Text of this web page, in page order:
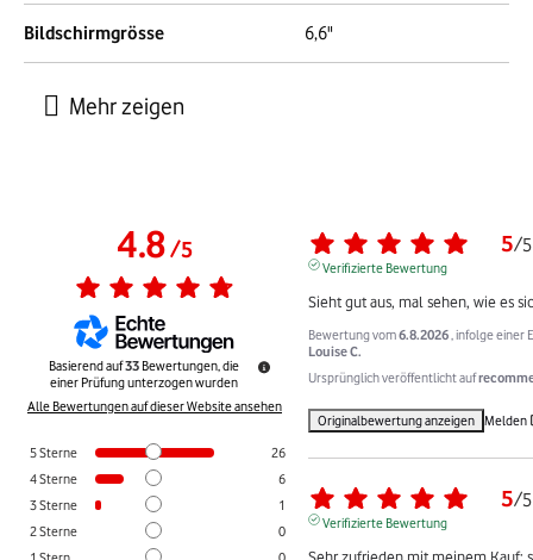
Bildschirmgrösse 6,6"
4.8/5
Basierend auf33 Bewertungen, die
einer Prüfung unterzogen wurden
Alle Bewertungen auf dieser Website ansehen
5Sterne
26
4Sterne
6
3Sterne
1
2Sterne
0
5/5
Verifizierte Bewertung
Sieht gut aus, mal sehen, wie es
Bewertung vom6.8.2026 , infolge einer
Louise C.
Ursprünglich veröffentlicht auf
Originalbewertung anzeigen Melden
5/5
Verifizierte Bewertung
Sehr zufrieden mit meinem Kauf: